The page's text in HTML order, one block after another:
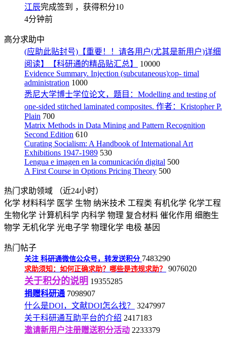
江辰完成签到 ，获得积分10
4分钟前
高分求助中
(应助此贴封号)【重要！！请各用户(尤其是新用户)详细
阅读】【科研通的精品贴汇总】
10000
Evidence Summary. Injection (subcutaneous):op- timal
administration 1000
悉尼大学博士学位论文，题目：Modelling and testing of
one-sided stitched laminated composites. 作者：Kristopher P.
Plain 700
Matrix Methods in Data Mining and Pattern Recognition
Second Edition 610
Curating Socialism: A Handbook of International Art
Exhibitions 1947-1989 530
Lengua e imagen en la comunicación digital 500
A First Course in Options Pricing Theory 500
热门求助领域
（近24小时）
化学 材料科学 医学 生物 纳米技术 工程类 有机化学 化学工程
生物化学 计算机科学 内科学 物理 复合材料 催化作用 细胞生
物学 无机化学 光电子学 物理化学 电极 基因
热门帖子
关注 科研通微信公众号，转发送积分 7483290
求助须知：如何正确求助？哪些是违规求助？ 9076020
关于积分的说明 19355285
捐赠科研通 7098907
什么是DOI，文献DOI怎么找？
3247997
关于科研通互助平台的介绍 2417183
邀请新用户注册赠送积分活动 2233379